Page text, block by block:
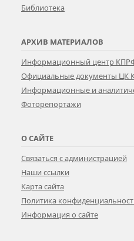
Библиотека
АРХИВ МАТЕРИАЛОВ
Информационный центр
Официальные документы ЦК
Информационные и
Фоторепортажи
О САЙТЕ
Связаться с администрацией
Наши ссылки
Карта сайта
Политика
Информация о сайте